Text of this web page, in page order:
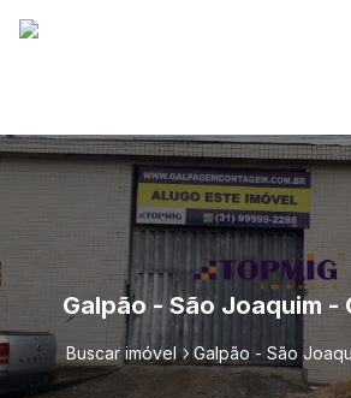
Galpão - São Joaquim -
Buscar imóvel Galpão - São